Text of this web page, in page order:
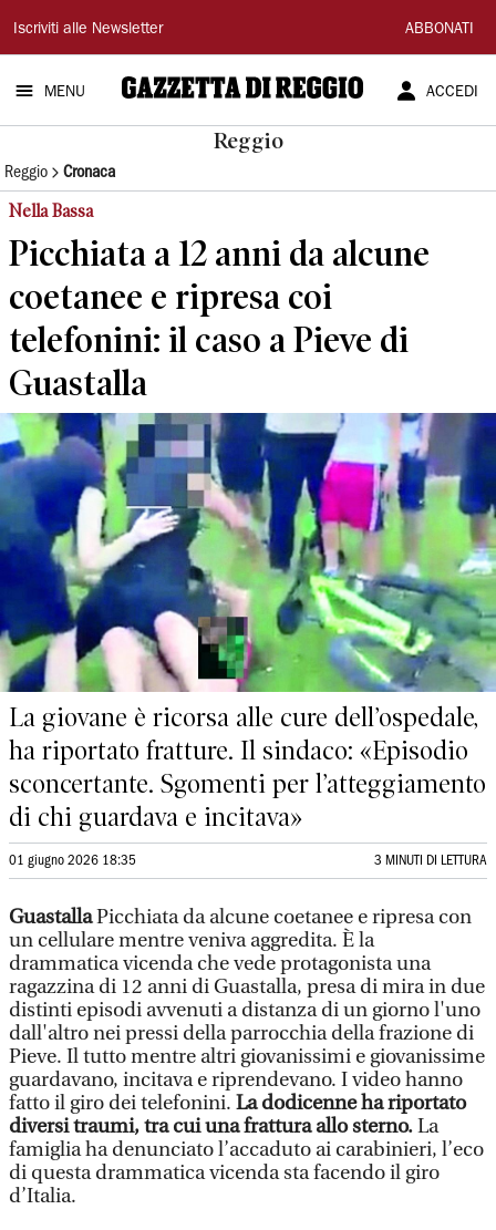
Gazzetta
di
Reggio
Iscriviti alle Newsletter ABBONATI
MENU ACCEDI
Reggio
Reggio Cronaca
Nella Bassa
Picchiata a 12 anni da alcune
coetanee e ripresa coi
telefonini: il caso a Pieve di
Guastalla
La giovane è ricorsa alle cure dell’ospedale,
ha riportato fratture. Il sindaco: «Episodio
sconcertante. Sgomenti per l’atteggiamento
di chi guardava e incitava»
01 giugno 2026 18:35 3 MINUTI DI LETTURA
GuastallaPicchiata da alcune coetanee e ripresa con
un cellulare mentre veniva aggredita. È la
drammatica vicenda che vede protagonista una
ragazzina di 12 anni di Guastalla, presa di mira in due
distinti episodi avvenuti a distanza di un giorno l'uno
dall'altro nei pressi della parrocchia della frazione di
Pieve. Il tutto mentre altri giovanissimi e giovanissime
guardavano, incitava e riprendevano. I video hanno
fatto il giro dei telefonini. La dodicenne ha riportato
diversi traumi, tra cui una frattura allo sterno.La
famiglia ha denunciato l’accaduto ai carabinieri, l’eco
di questa drammatica vicenda sta facendo il giro
d’Italia.